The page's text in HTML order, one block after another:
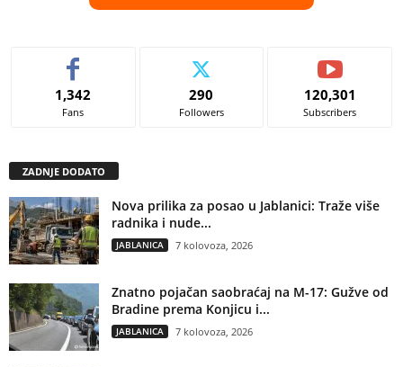
1,342
Fans
290
Followers
120,301
Subscribers
ZADNJE DODATO
Nova prilika za posao u Jablanici: Traže više
radnika i nude...
JABLANICA 7 kolovoza, 2026
Znatno pojačan saobraćaj na M-17: Gužve od
Bradine prema Konjicu i...
JABLANICA 7 kolovoza, 2026